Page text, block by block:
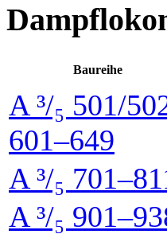
Baureihe
A ³/₅ 501/
601–649
A ³/₅
A ³/₅